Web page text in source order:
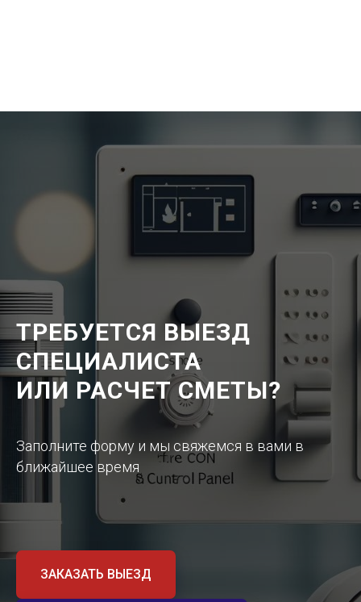
ТРЕБУЕТСЯ ВЫЕЗД
СПЕЦИАЛИСТА
ИЛИ РАСЧЕТ СМЕТЫ?
Заполните форму и мы свяжемся в вами в
ближайшее время
ЗАКАЗАТЬ ВЫЕЗД